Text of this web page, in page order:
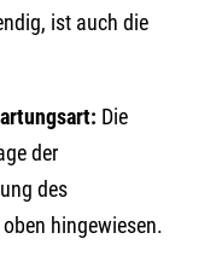
ist auch die
Die
der
des
hingewiesen.